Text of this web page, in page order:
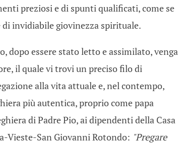
preziosi e di spunti qualificati, come se
invidiabile giovinezza spirituale.
dopo essere stato letto e assimilato, venga
il quale vi trovi un preciso filo di
alla vita attuale e, nel contempo,
più autentica, proprio come papa
di Padre Pio, ai dipendenti della Casa
Vieste-San Giovanni Rotondo: "Pregare